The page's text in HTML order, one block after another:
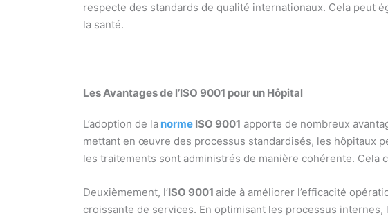
respecte des standards de qualité internationaux. Cela peut
la santé.
Les Avantages de l’ISO 9001 pour un Hôpital
L’adoption de la norme ISO 9001 apporte de nombreux
mettant en œuvre des processus standardisés, les hôpitaux
les traitements sont administrés de manière cohérente.
Deuxièmement, l’ISO 9001 aide à améliorer l’efficacité
croissante de services. En optimisant les processus